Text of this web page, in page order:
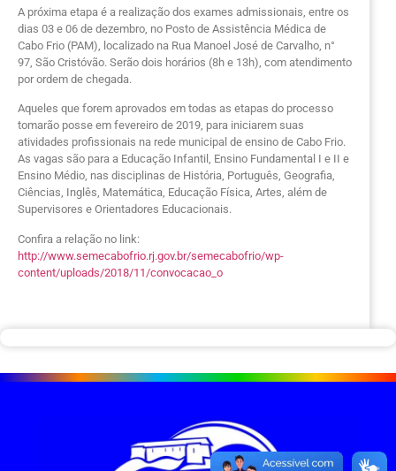
A próxima etapa é a realização dos exames admissionais, entre os
dias 03 e 06 de dezembro, no Posto de Assistência Médica de
Cabo Frio (PAM), localizado na Rua Manoel José de Carvalho, n°
97, São Cristóvão. Serão dois horários (8h e 13h), com atendimento
por ordem de chegada.
Aqueles que forem aprovados em todas as etapas do processo
tomarão posse em fevereiro de 2019, para iniciarem suas
atividades profissionais na rede municipal de ensino de Cabo Frio.
As vagas são para a Educação Infantil, Ensino Fundamental I e II e
Ensino Médio, nas disciplinas de História, Português, Geografia,
Ciências, Inglês, Matemática, Educação Física, Artes, além de
Supervisores e Orientadores Educacionais.
Confira a relação no link:
http://www.semecabofrio.rj.gov.br/semecabofrio/wp-
content/uploads/2018/11/convocacao_o